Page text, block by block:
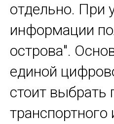
отдельно. При
информации
острова".
единой
стоит выбрать
транспортного